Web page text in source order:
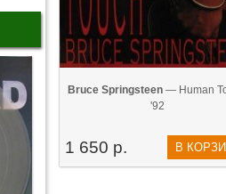
Bruce Springsteen — Human
'92
1 650 р. В